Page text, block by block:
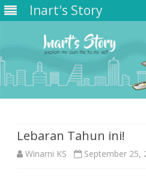
Inart's Story
Lebaran Tahun ini!
Winarni KS September 25,